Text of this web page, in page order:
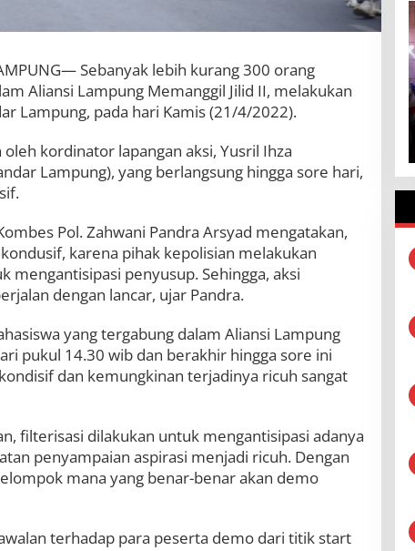
Sebanyak lebih kurang 300 orang
Aliansi Lampung Memanggil Jilid II, melakukan
Lampung, pada hari Kamis (21/4/2022).
kordinator lapangan aksi, Yusril Ihza
Lampung), yang berlangsung hingga sore hari,
Pol. Zahwani Pandra Arsyad mengatakan,
karena pihak kepolisian melakukan
mengantisipasi penyusup. Sehingga, aksi
dengan lancar, ujar Pandra.
yang tergabung dalam Aliansi Lampung
pukul 14.30 wib dan berakhir hingga sore ini
dan kemungkinan terjadinya ricuh sangat
filterisasi dilakukan untuk mengantisipasi adanya
penyampaian aspirasi menjadi ricuh. Dengan
mana yang benar-benar akan demo
terhadap para peserta demo dari titik start
BBWS Mesuji Sekampung Pastikan
Pengaman Pantai Mandiri Sejati